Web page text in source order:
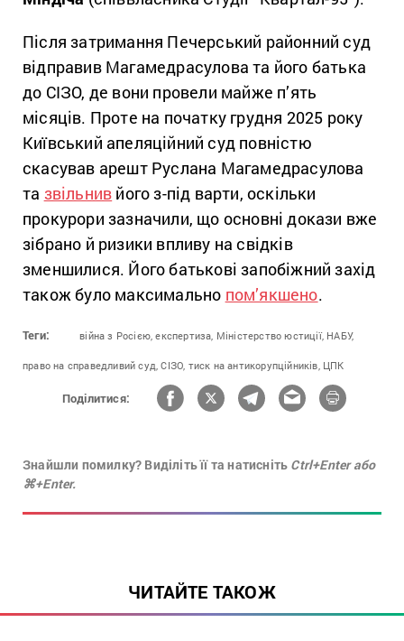
Після затримання Печерський районний суд
відправив Магамедрасулова та його батька
до СІЗО, де вони провели майже п’ять
місяців. Проте на початку грудня 2025 року
Київський апеляційний суд повністю
скасував арешт Руслана Магамедрасулова
та звільнив його з-під варти, оскільки
прокурори зазначили, що основні докази вже
зібрано й ризики впливу на свідків
зменшилися. Його батькові запобіжний захід
також було максимально пом’якшено.
Теги: війна з Росією, експертиза, Міністерство юстиції, НАБУ,
право на справедливий суд, СІЗО, тиск на антикорупційників, ЦПК
Поділитися:
Знайшли помилку? Виділіть її та натисніть Ctrl+Enter або
⌘+Enter.
ЧИТАЙТЕ ТАКОЖ